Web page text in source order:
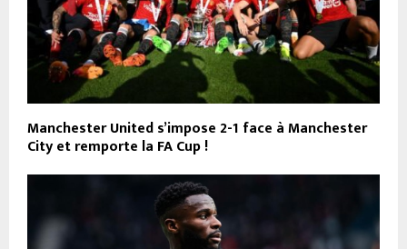
Manchester United s’impose 2-1 face à Manchester
City et remporte la FA Cup !